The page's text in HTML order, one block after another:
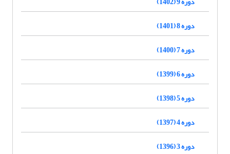
دوره 8 (1401)
دوره 7 (1400)
دوره 6 (1399)
دوره 5 (1398)
دوره 4 (1397)
دوره 3 (1396)